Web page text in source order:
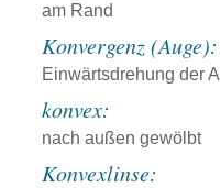
am Rand
Konvergenz (Auge):
Einwärtsdrehung der
konvex:
nach außen gewölbt
Konvexlinse: